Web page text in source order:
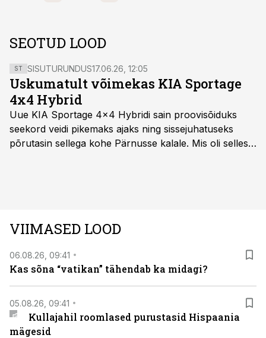
SEOTUD LOOD
ST SISUTURUNDUS17.06.26, 12:05
Uskumatult võimekas KIA Sportage
4x4 Hybrid
Uue KIA Sportage 4x4 Hybridi sain proovisõiduks
seekord veidi pikemaks ajaks ning sissejuhatuseks
põrutasin sellega kohe Pärnusse kalale. Mis oli selles
VIIMASED LOOD
06.08.26, 09:41
Kas sõna “vatikan” tähendab ka midagi?
05.08.26, 09:41
Kullajahil roomlased purustasid Hispaania
mägesid